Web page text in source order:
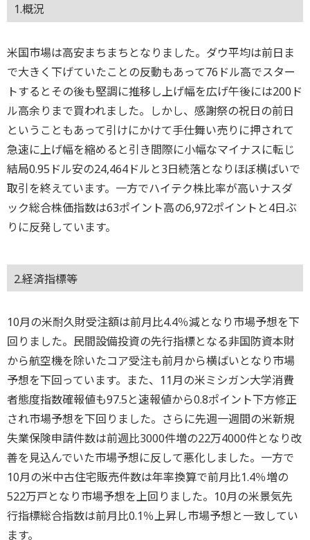
1.概況
米国市場は高安まちまちとなりました。ダウ平均は前日ま
で大きく下げていたことの反動もあって76ドル高でスター
トするとその後も堅調に推移し上げ幅を広げ午後には200ド
ル高余りまで買われました。しかし、感謝祭の祝日の前日
ということもあって引けにかけて手仕舞い売りに押されて
急速に上げ幅を縮めると引き間際に小幅なマイナスに転じ
結局0.95ドル安の24,464ドルと3日続落となりほぼ横ばいで
取引を終えています。一方でハイテク株比率が高いナスダ
ック総合株価指数は63ポイント高の6,972ポイントと4日ぶ
りに反発しています。
2.経済指標等
10月の米耐久財受注額は前月比4.4％減となり市場予想を下
回りました。民間設備投資の先行指標となる非国防資本財
から航空機を除いたコア受注も前月から横ばいとなり市場
予想を下回っています。また、11月の米ミシガン大学消費
者態度指数確報値も97.5と速報値から0.8ポイント下方修正
され市場予想を下回りました。さらに先週一週間の米新規
失業保険申請件数は前週比3000件増の22万4000件となり改
善を見込んでいた市場予想に反して悪化しました。一方で
10月の米中古住宅販売件数は年率換算で前月比1.4％増の
522万戸となり市場予想を上回りました。10月の米景気先
行指標総合指数は前月比0.1％上昇し市場予想と一致してい
ます。